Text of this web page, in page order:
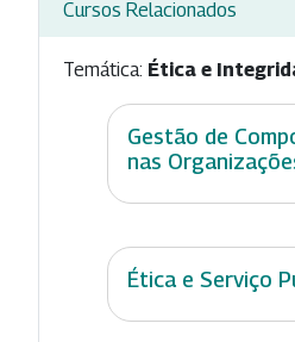
Cursos Relacionados
Temática: Ética e
Gestão de
nas
Ética e Serviço